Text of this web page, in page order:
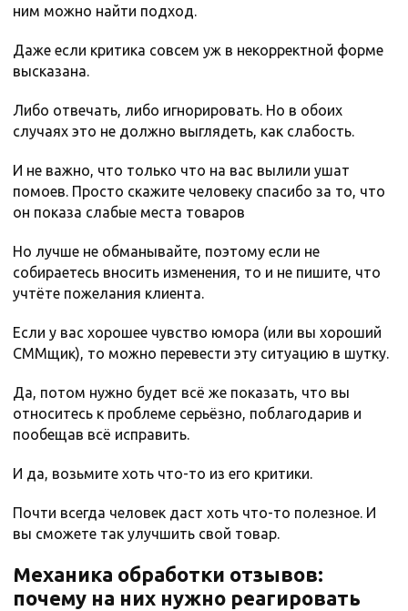
ним можно найти подход.
Даже если критика совсем уж в некорректной форме
высказана.
Либо отвечать, либо игнорировать. Но в обоих
случаях это не должно выглядеть, как слабость.
И не важно, что только что на вас вылили ушат
помоев. Просто скажите человеку спасибо за то, что
он показа слабые места товаров
Но лучше не обманывайте, поэтому если не
собираетесь вносить изменения, то и не пишите, что
учтёте пожелания клиента.
Если у вас хорошее чувство юмора (или вы хороший
СММщик), то можно перевести эту ситуацию в шутку.
Да, потом нужно будет всё же показать, что вы
относитесь к проблеме серьёзно, поблагодарив и
пообещав всё исправить.
И да, возьмите хоть что-то из его критики.
Почти всегда человек даст хоть что-то полезное. И
вы сможете так улучшить свой товар.
Механика обработки отзывов:
почему на них нужно реагировать